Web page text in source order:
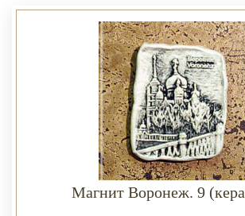
Магнит Воронеж. 9